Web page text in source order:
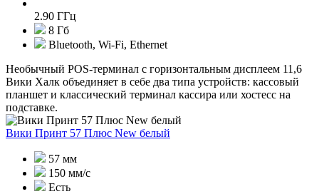
2.90 ГГц
8 Гб
Bluetooth, Wi-Fi, Ethernet
Необычный POS-терминал с горизонтальным дисплеем 11,6
Вики Халк объединяет в себе два типа устройств: кассовый
планшет и классический терминал кассира или хостесс на
подставке.
Вики Принт 57 Плюс New белый
57 мм
150 мм/с
Есть